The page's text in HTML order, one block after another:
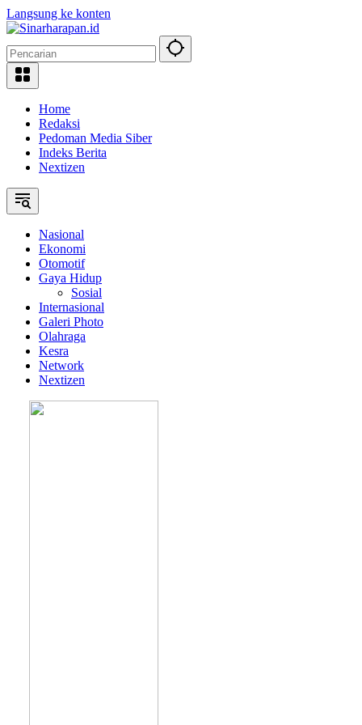
Langsung ke konten
Home
Redaksi
Pedoman Media Siber
Indeks Berita
Nextizen
Nasional
Ekonomi
Otomotif
Gaya Hidup
Sosial
Internasional
Galeri Photo
Olahraga
Kesra
Network
Nextizen